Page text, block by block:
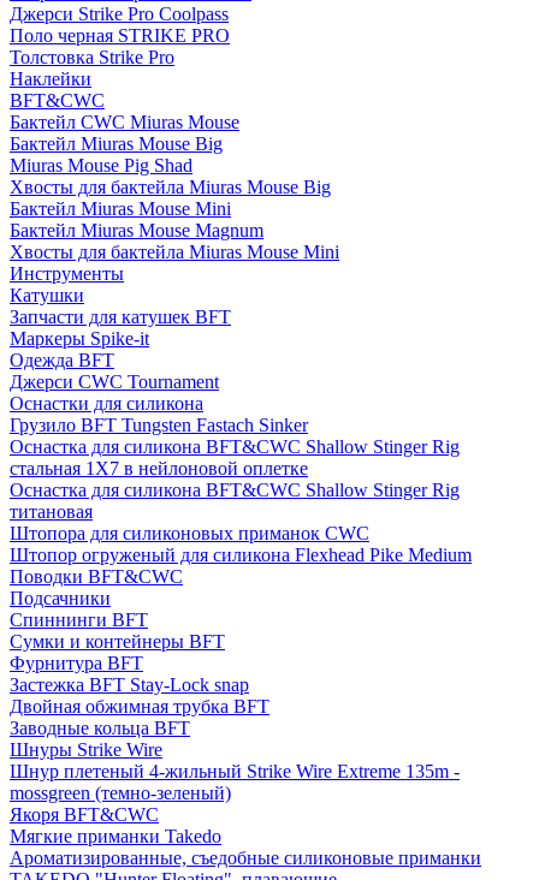
Джерси Strike Pro Coolpass
Поло черная STRIKE PRO
Толстовка Strike Pro
Наклейки
BFT&CWC
Бактейл CWC Miuras Mouse
Бактейл Miuras Mouse Big
Miuras Mouse Pig Shad
Хвосты для бактейла Miuras Mouse Big
Бактейл Miuras Mouse Mini
Бактейл Miuras Mouse Magnum
Хвосты для бактейла Miuras Mouse Mini
Инструменты
Катушки
Запчасти для катушек BFT
Маркеры Spike-it
Одежда BFT
Джерси CWC Tournament
Оснастки для силикона
Грузило BFT Tungsten Fastach Sinker
Оснастка для силикона BFT&CWC Shallow Stinger Rig
стальная 1X7 в нейлоновой оплетке
Оснастка для силикона BFT&CWC Shallow Stinger Rig
титановая
Штопора для силиконовых приманок CWC
Штопор огруженый для силикона Flexhead Pike Medium
Поводки BFT&CWC
Подсачники
Спиннинги BFT
Сумки и контейнеры BFT
Фурнитура BFT
Застежка BFT Stay-Lock snap
Двойная обжимная трубка BFT
Заводные кольца BFT
Шнуры Strike Wire
Шнур плетеный 4-жильный Strike Wire Extreme 135m -
mossgreen (темно-зеленый)
Якоря BFT&CWC
Мягкие приманки Takedo
Ароматизированные, съедобные силиконовые приманки